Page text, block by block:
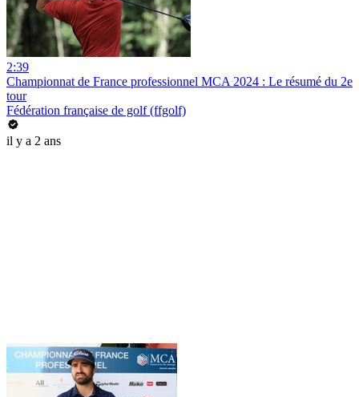
2:39
Championnat de France professionnel MCA 2024 : Le résumé du 2e
tour
Fédération française de golf (ffgolf)
il y a 2 ans